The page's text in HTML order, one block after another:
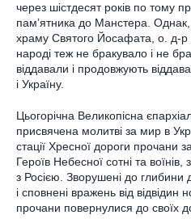
через шістдесят років по тому
пам’ятника до Манстера.
храму Святого Йосафата, о. д-р
народі теж не бракувало і не
віддавали і продовжують
і Україну.
Цьогорічна Великопісна
присвячена молитві за мир в
стації Хресної дороги прочани
Героїв Небесної сотні та воїнів,
з Росією. Зворушені до глибини
і сповнені вражень від відвідин
прочани повернулися до своїх